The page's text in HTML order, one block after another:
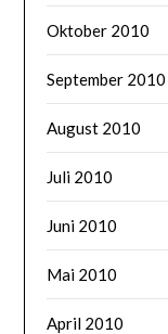
Oktober 2010
September 2010
August 2010
Juli 2010
Juni 2010
Mai 2010
April 2010